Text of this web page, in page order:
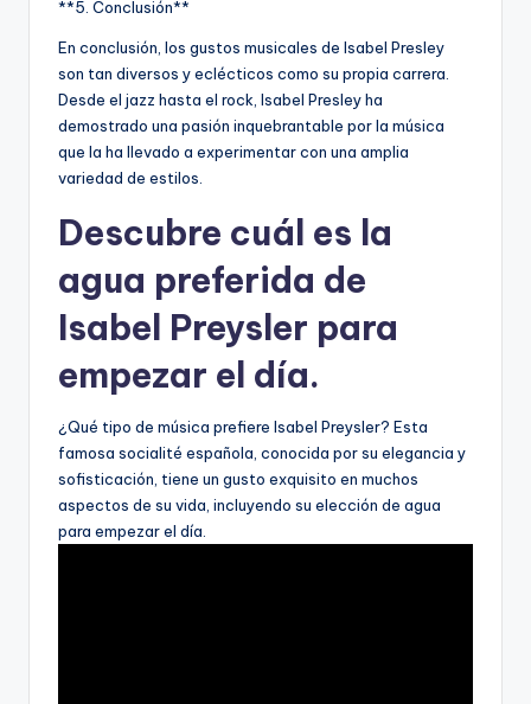
**5. Conclusión**
En conclusión, los gustos musicales de Isabel Presley
son tan diversos y eclécticos como su propia carrera.
Desde el jazz hasta el rock, Isabel Presley ha
demostrado una pasión inquebrantable por la música
que la ha llevado a experimentar con una amplia
variedad de estilos.
Descubre cuál es la
agua preferida de
Isabel Preysler para
empezar el día.
¿Qué tipo de música prefiere Isabel Preysler? Esta
famosa socialité española, conocida por su elegancia y
sofisticación, tiene un gusto exquisito en muchos
aspectos de su vida, incluyendo su elección de agua
para empezar el día.